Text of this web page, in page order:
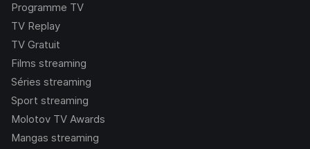
Programme TV
TV Replay
TV Gratuit
Films streaming
Séries streaming
Sport streaming
Molotov TV Awards
Mangas streaming